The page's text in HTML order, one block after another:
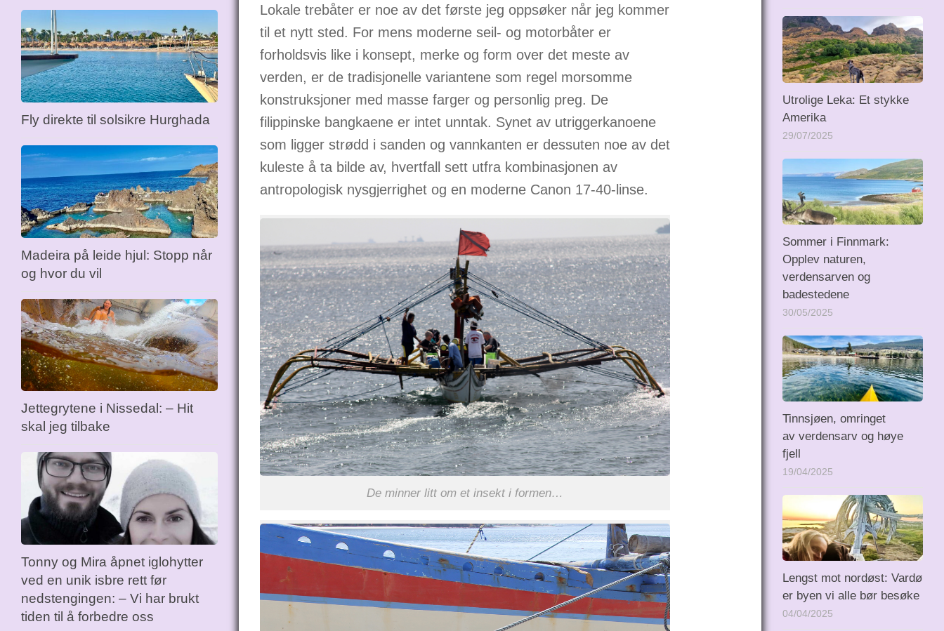
Lokale trebåter er noe av det første jeg oppsøker når jeg kommer
til et nytt sted. For mens moderne seil- og motorbåter er
forholdsvis like i konsept, merke og form over det meste av
verden, er de tradisjonelle variantene som regel morsomme
konstruksjoner med masse farger og personlig preg. De
filippinske bangkaene er intet unntak. Synet av utriggerkanoene
som ligger strødd i sanden og vannkanten er dessuten noe av det
kuleste å ta bilde av, hvertfall sett utfra kombinasjonen av
antropologisk nysgjerrighet og en moderne Canon 17-40-linse.
De minner litt om et insekt i formen…
Fly direkte til solsikre Hurghada
Madeira på leide hjul: Stopp når
og hvor du vil
Jettegrytene i Nissedal: – Hit
skal jeg tilbake
Tonny og Mira åpnet iglohytter
ved en unik isbre rett før
nedstengingen: – Vi har brukt
tiden til å forbedre oss
Utrolige Leka: Et stykke
Amerika
29/07/2025
Sommer i Finnmark:
Opplev naturen,
verdensarven og
badestedene
30/05/2025
Tinnsjøen, omringet
av verdensarv og høye
fjell
19/04/2025
Lengst mot nordøst: Vardø
er byen vi alle bør besøke
04/04/2025